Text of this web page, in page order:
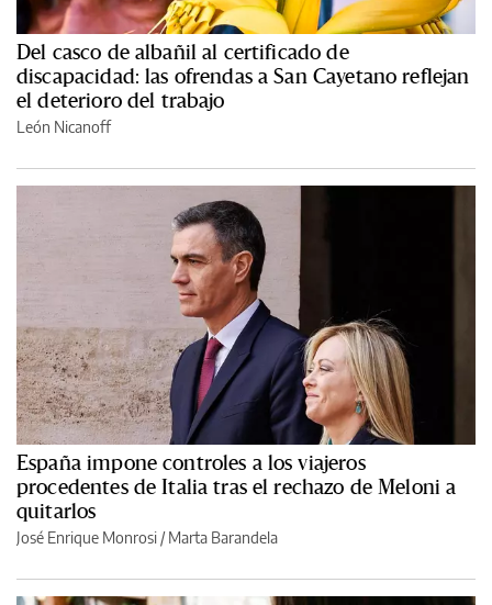
Del casco de albañil al certificado de
discapacidad: las ofrendas a San Cayetano reflejan
el deterioro del trabajo
León Nicanoff
España impone controles a los viajeros
procedentes de Italia tras el rechazo de Meloni a
quitarlos
José Enrique Monrosi / Marta Barandela